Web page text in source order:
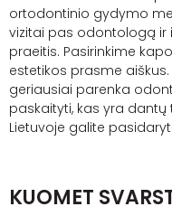
ortodontinio gydymo
vizitai pas odontologą ir
praeitis. Pasirinkime
estetikos prasme
geriausiai parenka
paskaityti, kas yra
Lietuvoje galite
KUOMET